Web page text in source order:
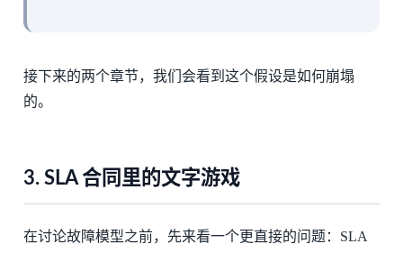
接下来的两个章节，我们会看到这个假设是如何崩塌
的。
3.SLA 合同里的文字游戏
在讨论故障模型之前，先来看一个更直接的问题：SLA